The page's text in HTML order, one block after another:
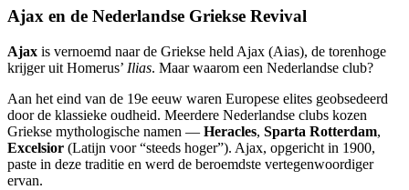
Ajax en de Nederlandse Griekse Revival
Ajax is vernoemd naar de Griekse held Ajax (Aias), de torenhoge
krijger uit Homerus’ Ilias. Maar waarom een Nederlandse club?
Aan het eind van de 19e eeuw waren Europese elites geobsedeerd
door de klassieke oudheid. Meerdere Nederlandse clubs kozen
Griekse mythologische namen — Heracles, Sparta Rotterdam,
Excelsior (Latijn voor “steeds hoger”). Ajax, opgericht in 1900,
paste in deze traditie en werd de beroemdste vertegenwoordiger
ervan.